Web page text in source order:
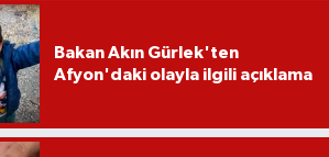
Bakan Akın Gürlek'ten
Afyon'daki olayla ilgili açıklama